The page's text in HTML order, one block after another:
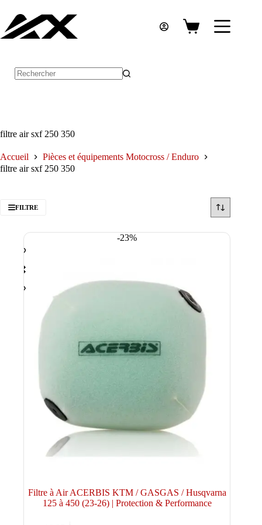
contenu
Panier
filtre air sxf 250 350
Accueil
Pièces et équipements Motocross / Enduro
filtre air sxf 250 350
FILTRE
-23%
Filtre à Air ACERBIS KTM / GASGAS / Husqvarna
125 à 450 (23-26) | Protection & Performance